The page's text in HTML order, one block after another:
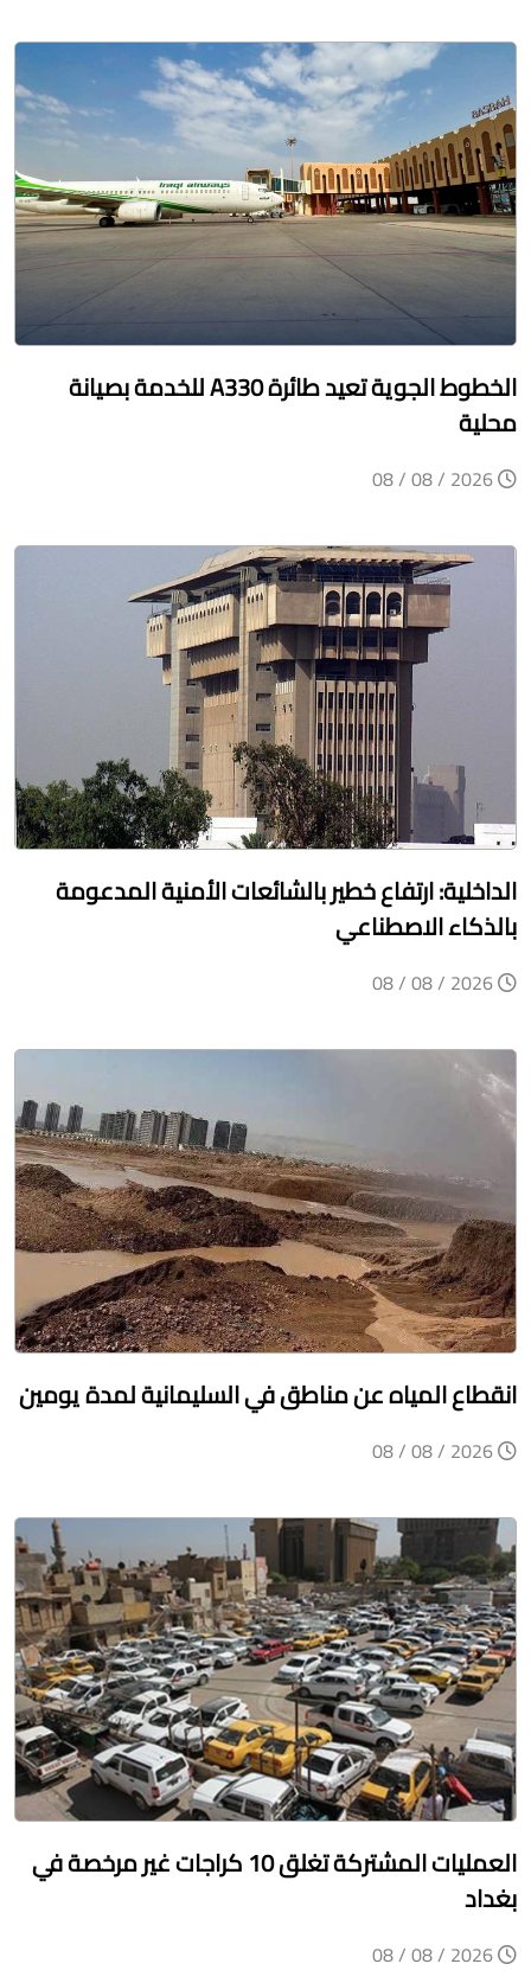
الخطوط الجوية تعيد طائرة A330 للخدمة بصيانة
محلية
الداخلية: ارتفاع خطير بالشائعات الأمنية المدعومة
بالذكاء الاصطناعي
انقطاع المياه عن مناطق في السليمانية لمدة يومين
العمليات المشتركة تغلق 10 كراجات غير مرخصة في
بغداد